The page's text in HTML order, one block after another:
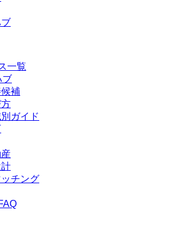
一覧
ブ
補
ガイド
チング